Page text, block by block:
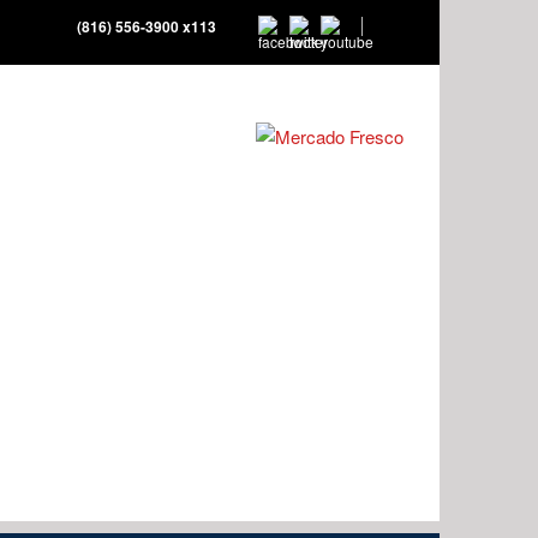
(816) 556-3900 x113